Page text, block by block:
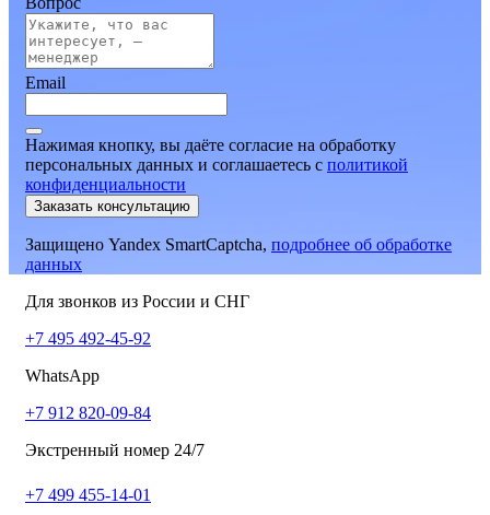
Email
Нажимая кнопку, вы даёте согласие на обработку
персональных данных и соглашаетесь c политикой
конфиденциальности
Заказать консультацию
Защищено Yandex SmartCaptcha, подробнее об обработке
данных
Для звонков из России и СНГ
+7 495 492-45-92
WhatsApp
+7 912 820-09-84
Экстренный номер 24/7
+7 499 455-14-01